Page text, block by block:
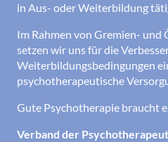
in Aus- oder Weiterbildung
Im Rahmen von Gremien-
setzen wir uns für die
Weiterbildungsbedingungen
psychotherapeutische
Gute Psychotherapie braucht
Verband der